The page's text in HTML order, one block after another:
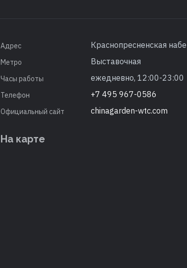
Адрес Краснопресненская
Метро Выставочная
Часы работы ежедневно, 12:00-23:00
Телефон +7 495 967-0586
Официальный сайт chinagarden-wtc.com
На карте